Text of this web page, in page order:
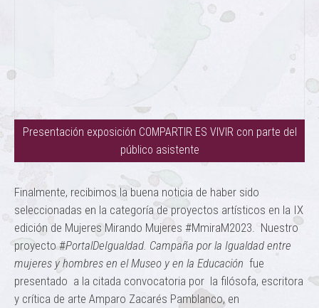
Presentación exposición COMPARTIR ES VIVIR con parte del
público asistente
Finalmente, recibimos la buena noticia de haber sido
seleccionadas en la categoría de proyectos artísticos en la IX
edición de Mujeres Mirando Mujeres #MmiraM2023. Nuestro
proyecto #PortalDeIgualdad. Campaña por la Igualdad entre
mujeres y hombres en el Museo y en la Educación fue
presentado a la citada convocatoria por la filósofa, escritora
y crítica de arte Amparo Zacarés Pamblanco, en